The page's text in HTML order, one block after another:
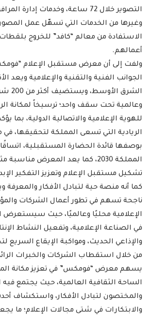
التصوير خلال 72 ساعة، وخدمات إدارة
وغيرها من الخدمات التي تسهّل عمل
الاستفادة من معالم “كافد” للخروج
أعمالهم.
ولفت إلى أن معرض مستقبل الإعلام
الجوانب الفنية والتقنية والإعلامية ويعد
الشرق
وعالمية تحت سقف واحد؛ ترسيخاً لمكانة
للهوية الإعلامية والاتصالية الدولية، بما
الريادية التي تسعى المملكة لتحقيقها،
بوصفها قائدة الحضارة المستقبلية،
المملكة 2030، كما يعد المعرض
تشكيل مستقبل الإعلام وتعزيز التفكير
كما أنه منصة حية لتبادل الأفكار والمعرفة
ناجحة تسهم في تطور أعمال الشركات
الإعلامية محليًا وعالميًا، حيث سيستعرض
في الصناعة الإعلامية، وتفعيل النشاط
والإذاعي الحديث، ومواكبة الإيقاع السريع
من خلال استقطاب الشركات والخبرات
يسهم معرض “فومكس” في تعزيز مكانة
الساحة الثقافية العالمية، حيث يجتمع فيه
والمختصون لتبادل الأفكار، واستكشاف
والابتكارات في شتى مجالات الإعلام؛ ما